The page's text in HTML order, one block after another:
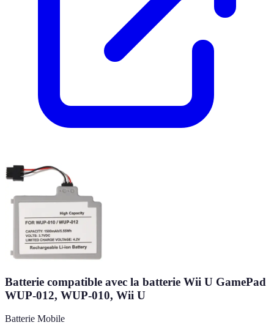
Batterie compatible avec la batterie Wii U GamePad
WUP-012, WUP-010, Wii U
Batterie Mobile